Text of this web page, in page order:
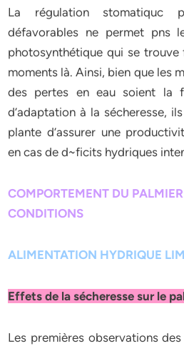
La régulation stomatiquc
défavorables ne permet pns
photosynthétique qui se
moments là. Ainsi, bien que les
des pertes en eau soient la
d’adaptation à la sécheresse,
plante d’assurer une
en cas de d~ficits hydriques
COMPORTEMENT DU
CONDITIONS
ALIMENTATION HYDRIQUE
Effets de la sécheresse sur le
Les premières observations